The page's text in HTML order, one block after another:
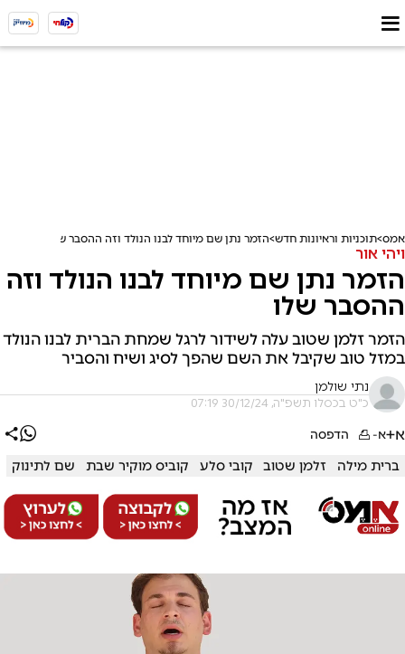
אמס תוכניות וראיונות חדש הזמר נתן שם מיוחד לבנו הנולד וזה ההסבר שלו
ויהי אור
הזמר נתן שם מיוחד לבנו הנולד וזה
ההסבר שלו
הזמר זלמן שטוב עלה לשידור לרגל שמחת הברית לבנו הנולד
במזל טוב שקיבל את השם שהפך לסיג ושיח והסביר
נתי שולמן
כ"ט בכסלו תשפ"ה, 30/12/24 07:19
א+א- הדפסה
ברית מילה זלמן שטוב קובי סלע קוביס מוקיר שבת שם לתינוק